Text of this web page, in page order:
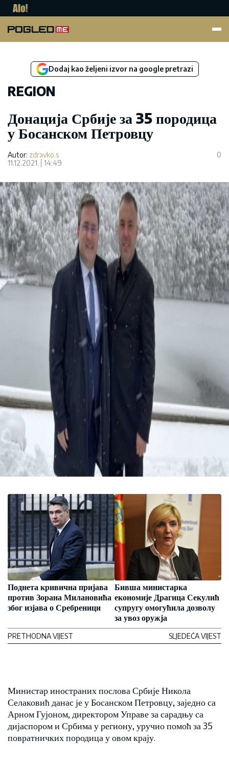
Dodaj kao željeni izvor na google pretrazi
REGION
Донација Србије за 35 породица
у Босанском Петровцу
Autor: zdravko.s
11.12.2021.
14:49
0
Поднета кривична пријава
против Зорана Милановића
због изјава о Сребреници
PRETHODNA VIJEST
Бивша министарка
економије Драгица Секулић
супругу омогућила дозволу
за увоз оружја
SLJEDEĆA VIJEST
Министар иностраних послова Србије Никола
Селаковић данас је у Босанском Петровцу, заједно са
Арном Гујоном, директором Управе за сарадњу са
дијаспором и Србима у региону, уручио помоћ за 35
повратничких породица у овом крају.